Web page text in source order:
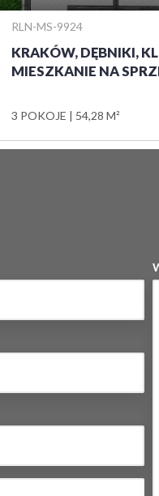
RLN-MS-9924
KRAKÓW, DĘBNIKI,
MIESZKANIE NA
3 POKOJE 54,28 M²